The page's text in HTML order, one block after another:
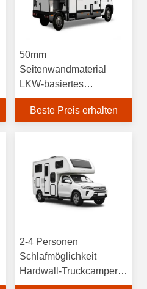
50mm
Seitenwandmaterial
LKW-basiertes
Wohnmobil Optionaler
Alkoven zum Vorteil
Beste Preis erhalten
2-4 Personen
Schlafmöglichkeit
Hardwall-Truckcamper
mit 50mm